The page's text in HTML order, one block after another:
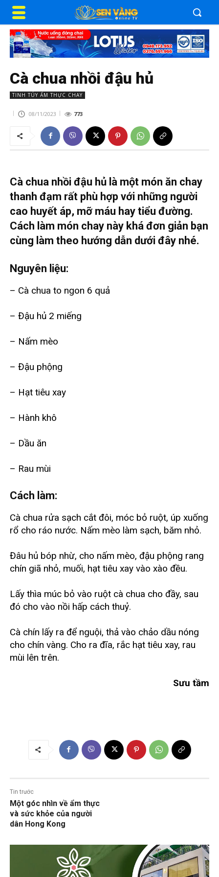
Cà chua nhồi đậu hủ
TINH TÚY ẨM THỰC CHAY
08/11/2023 773
Cà chua nhồi đậu hủ là một món ăn chay
thanh đạm rất phù hợp với những người
cao huyết áp, mỡ máu hay tiểu đường.
Cách làm món chay này khá đơn giản bạn
cùng làm theo hướng dẫn dưới đây nhé.
Nguyên liệu:
– Cà chua to ngon 6 quả
– Đậu hủ 2 miếng
– Nấm mèo
– Đậu phộng
– Hạt tiêu xay
– Hành khô
– Dầu ăn
– Rau mùi
Cách làm:
Cà chua rửa sạch cắt đôi, móc bỏ ruột, úp xuống
rổ cho ráo nước. Nấm mèo làm sạch, băm nhỏ.
Đâu hủ bóp nhừ, cho nấm mèo, đậu phộng rang
chín giã nhỏ, muối, hạt tiêu xay vào xào đều.
Lấy thìa múc bỏ vào ruột cà chua cho đầy, sau
đó cho vào nồi hấp cách thuỷ.
Cà chín lấy ra để nguội, thả vào chảo dầu nóng
cho chín vàng. Cho ra đĩa, rắc hạt tiêu xay, rau
mùi lên trên.
Sưu tầm
Tin trước
Một góc nhìn về ẩm thực
và sức khỏe của người
dân Hong Kong